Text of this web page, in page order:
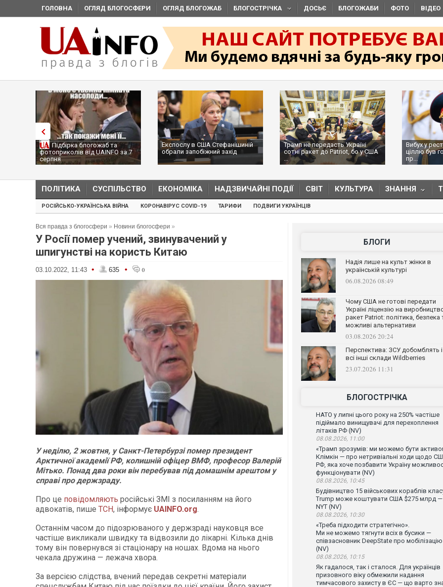
ГОЛОВНА ОГЛЯД БЛОГОСФЕРИ ОГЛЯД БЛОГОЖАБ БЛОГОСТРІЧКА ДОСЬЄ БЛОГОЖАБИ ФОТО ВІДЕО
Підбірка блогожаб та
фотоприколів від UAINFO за 7
серпня
Експослу в США Стефанішиній
обрали запобіжний захід
Трамп не передасть Україні
сотні ракет до Patriot, бо у США
...
Вибух у
ціллю був
пр...
ПОЛІТИКА СУСПІЛЬСТВО ЕКОНОМІКА НАДЗВИЧАЙНІ ПОДІЇ СВІТ КУЛЬТУРА ЗНАННЯ
РОСІЙСЬКО-УКРАЇНСЬКА ВІЙНА КОРОНАВІРУС COVID-19 ТАРИФИ ПОДВИГИ УКРАЇНЦІВ
Вся правда з блогосфери » Новини блогосфери »
У Росії помер учений, звинувачений у
шпигунстві на користь Китаю
03.10.2022, 11:43 • 635 • 0
У неділю, 2 жовтня, у Санкт-Петербурзі помер президент
Арктичної академії РФ, колишній офіцер ВМФ, професор Валерій
Мітько. Понад два роки він перебував під домашнім арештом у
справі про держзраду.
Про це повідомляють російські ЗМІ з посиланням на його
адвокатів, пише ТСН, інформує UAINFO.org.
Останнім часом до підозрюваного у держзраді науковця все
частіше викликали швидку та відвозили до лікарні. Кілька днів
тому він повернувся зі стаціонару на ношах. Вдома на нього
чекала дружина — лежача хвора.
За версією слідства, вчений передав секретні матеріали
БЛОГИ
Надія лише на культ жінки в
українській культурі
06.08.2026 08:49
Чому США не готові передати
Україні ліцензію на
ракет Patriot: політика, безпека
можливі альтернативи
03.08.2026 20:24
Перспектива: ЗСУ добомблять і
всі інші склади Wildberries
23.07.2026 11:31
БЛОГОСТРІЧКА
НАТО у липні цього року на 250% частіше
підіймало винищувачі для перехоплення
літаків РФ (NV)
08.08.2026, 11:00
«Трамп зрозумів: ми можемо бути
Клімкін — про нетривіальні ходи щодо
РФ, яка хоче позбавити Україну
функціонувати (NV)
08.08.2026, 10:45
Будівництво 15 військових кораблів
Trump може коштувати США $275 млрд —
NYT (NV)
08.08.2026, 10:30
«Треба підходити стратегічно».
Ми не можемо тягнути всіх в бусики —
співзасновник DeepState про мобілізацію
(NV)
08.08.2026, 10:15
Як гадалося, так і сталося. Для українців
призовного віку обмежили надання
тимчасового захисту в ЄС — що варто